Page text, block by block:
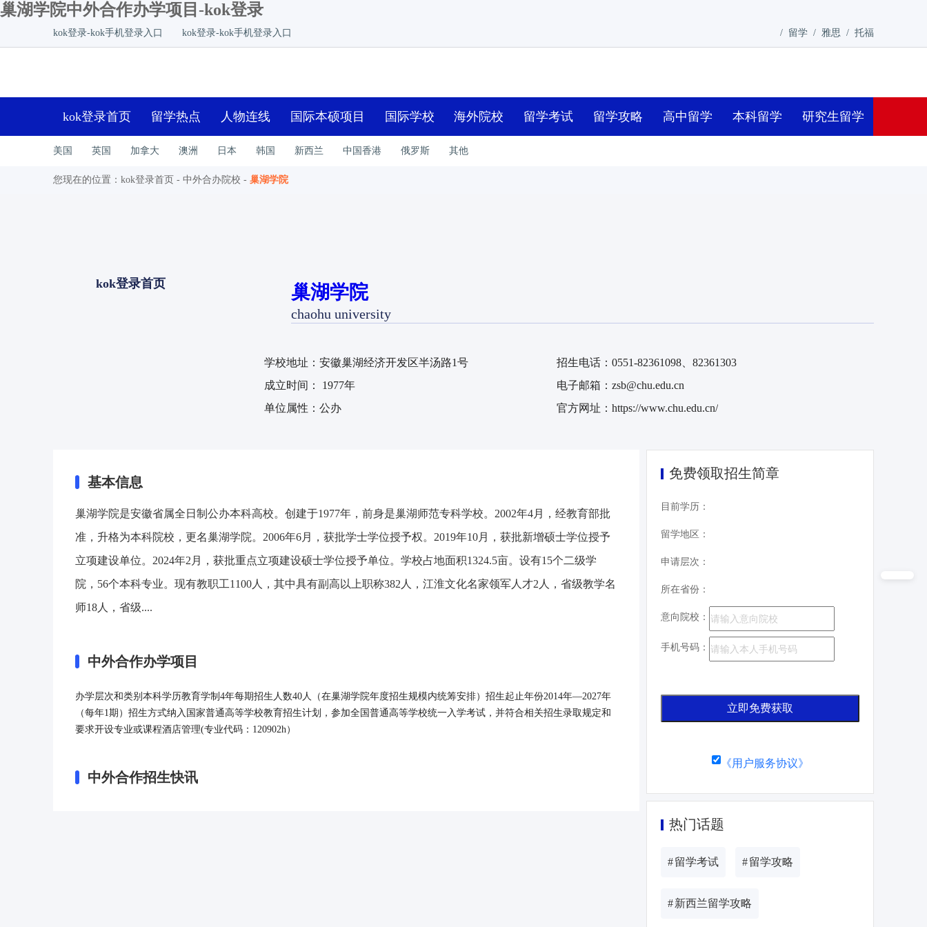
巢湖学院中外合作办学项目-kok登录
kok登录-kok手机登录入口 kok登录-kok手机登录入口 / 留学 / 雅思 / 托福
kok登录首页 留学热点 人物连线 国际本硕项目 国际学校 海外院校 留学考试 留学攻略 高中留学 本科留学 研究生留学
美国 英国 加拿大 澳洲 日本 韩国 新西兰 中国香港 俄罗斯 其他
您现在的位置： kok登录首页 - 中外合办院校 - 巢湖学院
巢湖学院
chaohu university
学校地址： 安徽巢湖经济开发区半汤路1号 招生电话：0551-82361098、82361303
成立时间：
1977年 电子邮箱：zsb@chu.edu.cn
单位属性： 公办 官方网址：https://www.chu.edu.cn/
kok登录首页
基本信息
巢湖学院是安徽省属全日制公办本科高校。创建于1977年，前身是巢湖师范专科学校。2002年4月，经教育部批
准，升格为本科院校，更名巢湖学院。2006年6月，获批学士学位授予权。2019年10月，获批新增硕士学位授予
立项建设单位。2024年2月，获批重点立项建设硕士学位授予单位。学校占地面积1324.5亩。设有15个二级学
院，56个本科专业。现有教职工1100人，其中具有副高以上职称382人，江淮文化名家领军人才2人，省级教学名
师18人，省级....
中外合作办学项目
办学层次和类别本科学历教育学制4年每期招生人数40人（在巢湖学院年度招生规模内统筹安排）招生起止年份2014年—2027年
（每年1期）招生方式纳入国家普通高等学校教育招生计划，参加全国普通高等学校统一入学考试，并符合相关招生录取规定和
要求开设专业或课程酒店管理(专业代码：120902h）
中外合作招生快讯
免费领取招生简章
目前学历：
留学地区：
申请层次：
所在省份：
意向院校：
手机号码：
立即免费获取
《用户服务协议》
热门话题
#留学考试 #留学攻略
#新西兰留学攻略